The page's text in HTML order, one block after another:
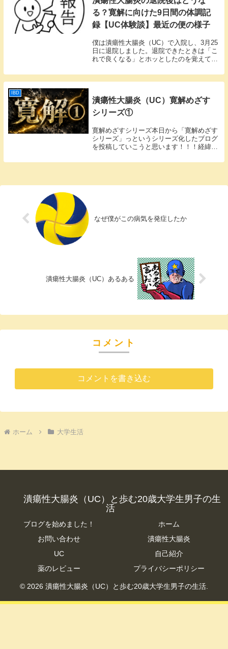
る？寛解に向けた9日間の体調記
録【UC体験談】最近の便の様子
僕は潰瘍性大腸炎（UC）で入院し、3月25
日に退院しました。退院できたときは「こ
れで良くなる」とホッとしたのを覚えてい
一直線には良くなりませんでした。この記
事では、退院後9日間の僕の体調がどう変
IBD
潰瘍性大腸炎（UC）寛解めざす
シリーズ①
寛解めざすシリーズ本日から「寛解めざす
シリーズ」っというシリーズ化したブログ
を投稿していこうと思います！！！経緯と
と本気で思うようになったということがき
なぜ僕がこの病気を発症したか
潰瘍性大腸炎（UC）あるある
コメント
コメントを書き込む
ホーム 大学生活
潰瘍性大腸炎（UC）と歩む20歳大学生男子の生
活
ブログを始めました！
ホーム
お問い合わせ
潰瘍性大腸炎
UC
自己紹介
薬のレビュー
プライバシーポリシー
© 2026 潰瘍性大腸炎（UC）と歩む20歳大学生男子の生活.